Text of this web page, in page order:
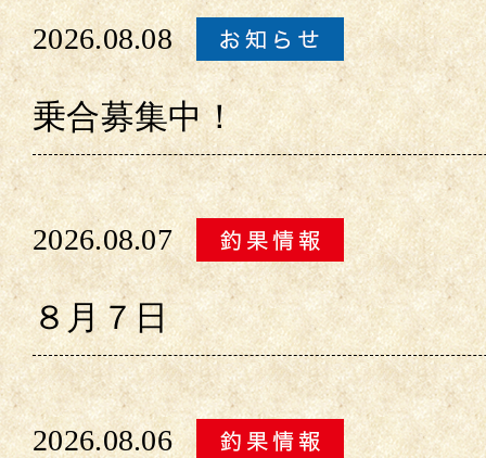
2026.08.08
乗合募集中！
2026.08.07
８月７日
2026.08.06